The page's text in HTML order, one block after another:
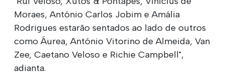
Moraes, António Carlos Jobim e Amália
Rodrigues estarão sentados ao lado de outros
como Áurea, António Vitorino de Almeida, Van
Zee, Caetano Veloso e Richie Campbell",
adianta.